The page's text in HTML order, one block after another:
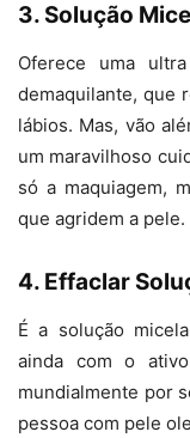
3. Solução
Oferece uma
demaquilante, que
lábios. Mas, vão
um maravilhoso
só a maquiagem,
que agridem a pele.
4. Effaclar
É a solução
ainda com o
mundialmente por
pessoa com pele